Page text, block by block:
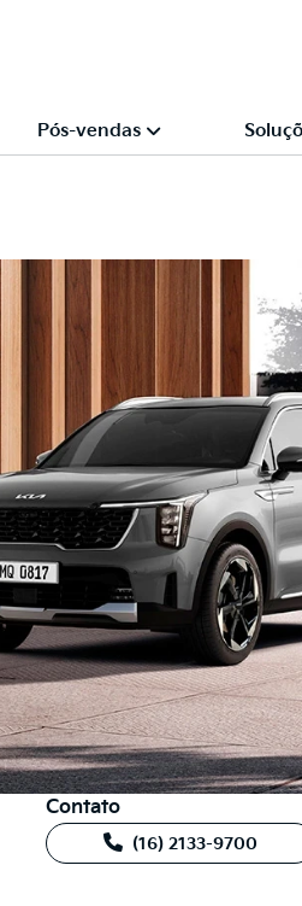
Pós-vendas
Contato
(16) 2133-9700